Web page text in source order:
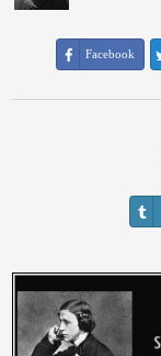
Facebook